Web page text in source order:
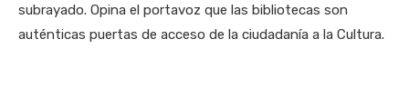
subrayado. Opina el portavoz que las bibliotecas son
auténticas puertas de acceso de la ciudadanía a la Cultura.